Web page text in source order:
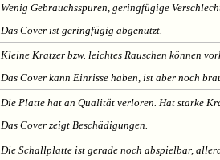
Wenig Gebrauchsspuren, geringfügige
Das Cover ist geringfügig abgenutzt.
Kleine Kratzer bzw. leichtes Rauschen können
Das Cover kann Einrisse haben, ist aber noch
Die Platte hat an Qualität verloren. Hat starke
Das Cover zeigt Beschädigungen.
Die Schallplatte ist gerade noch abspielbar,